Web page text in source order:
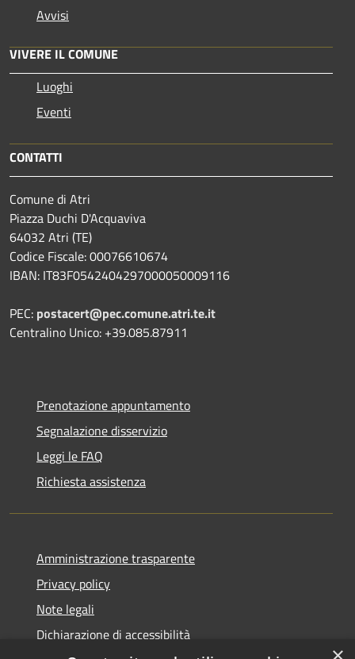
Avvisi
VIVERE IL COMUNE
Luoghi
Eventi
CONTATTI
Comune di Atri
Piazza Duchi D'Acquaviva
64032 Atri (TE)
Codice Fiscale: 00076610674
IBAN: IT83F0542404297000050009116
PEC: postacert@pec.comune.atri.te.it
Centralino Unico: +39.085.87911
Prenotazione appuntamento
Segnalazione disservizio
Leggi le FAQ
Richiesta assistenza
Amministrazione trasparente
Privacy policy
Note legali
Dichiarazione di accessibilità